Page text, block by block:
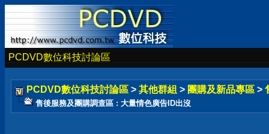
PCDVD數位科技討論區
PCDVD數位科技討論區 > 其他群組 > 團購及新品專區 >
售後服務及團購調查區 : 大量情色廣告ID出沒